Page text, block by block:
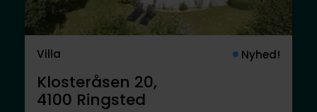
Villa Nyhed!
Klosteråsen 20,
4100 Ringsted